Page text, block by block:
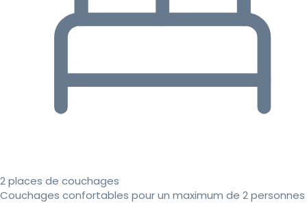
2 places de couchages
Couchages confortables pour un maximum de 2 personnes